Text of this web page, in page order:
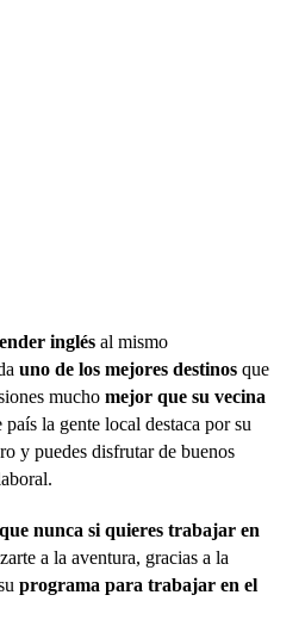
inglés al mismo
uno de los mejores destinos que
mucho mejor que su vecina
país la gente local destaca por su
y puedes disfrutar de buenos
nunca si quieres trabajar en
a la aventura, gracias a la
programa para trabajar en el